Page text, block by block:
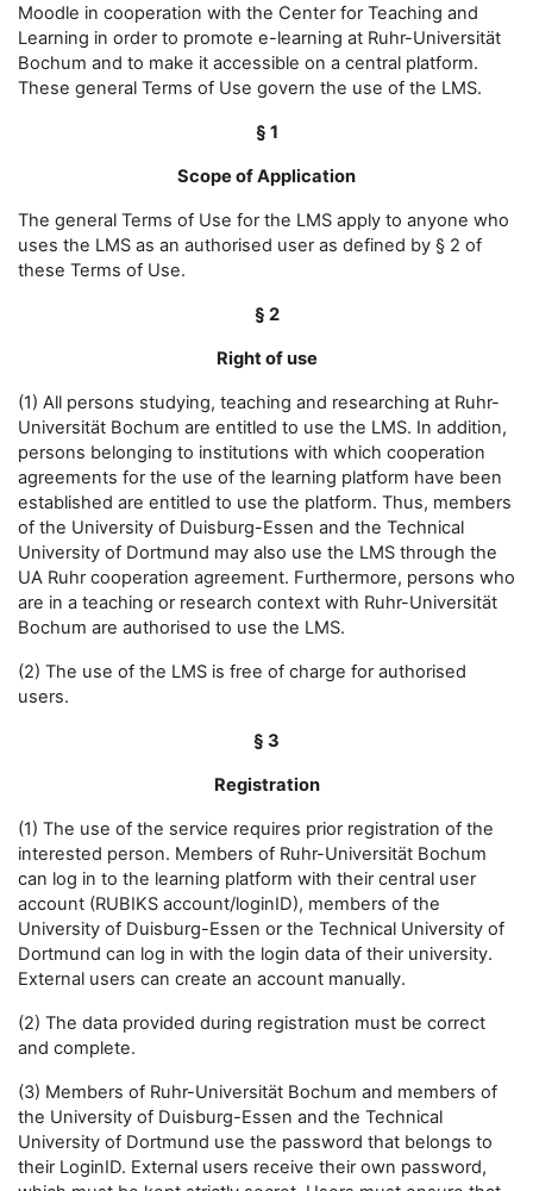
Moodle in cooperation with the Center for Teaching and
Learning in order to promote e-learning at Ruhr-Universität
Bochum and to make it accessible on a central platform.
These general Terms of Use govern the use of the LMS.
§ 1
Scope of Application
The general Terms of Use for the LMS apply to anyone who
uses the LMS as an authorised user as defined by § 2 of
these Terms of Use.
§ 2
Right of use
(1) All persons studying, teaching and researching at Ruhr-
Universität Bochum are entitled to use the LMS. In addition,
persons belonging to institutions with which cooperation
agreements for the use of the learning platform have been
established are entitled to use the platform. Thus, members
of the University of Duisburg-Essen and the Technical
University of Dortmund may also use the LMS through the
UA Ruhr cooperation agreement. Furthermore, persons who
are in a teaching or research context with Ruhr-Universität
Bochum are authorised to use the LMS.
(2) The use of the LMS is free of charge for authorised
users.
§ 3
Registration
(1) The use of the service requires prior registration of the
interested person. Members of Ruhr-Universität Bochum
can log in to the learning platform with their central user
account (RUBIKS account/loginID), members of the
University of Duisburg-Essen or the Technical University of
Dortmund can log in with the login data of their university.
External users can create an account manually.
(2) The data provided during registration must be correct
and complete.
(3) Members of Ruhr-Universität Bochum and members of
the University of Duisburg-Essen and the Technical
University of Dortmund use the password that belongs to
their LoginID. External users receive their own password,